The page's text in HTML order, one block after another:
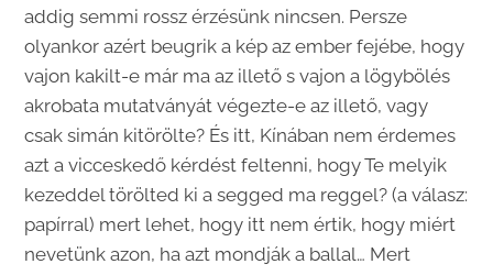
addig semmi rossz érzésünk nincsen. Persze
olyankor azért beugrik a kép az ember fejébe, hogy
vajon kakilt-e már ma az illető s vajon a lögybölés
akrobata mutatványát végezte-e az illető, vagy
csak simán kitörölte? És itt, Kínában nem érdemes
azt a vicceskedő kérdést feltenni, hogy Te melyik
kezeddel törölted ki a segged ma reggel? (a válasz:
papírral) mert lehet, hogy itt nem értik, hogy miért
nevetünk azon, ha azt mondják a ballal… Mert